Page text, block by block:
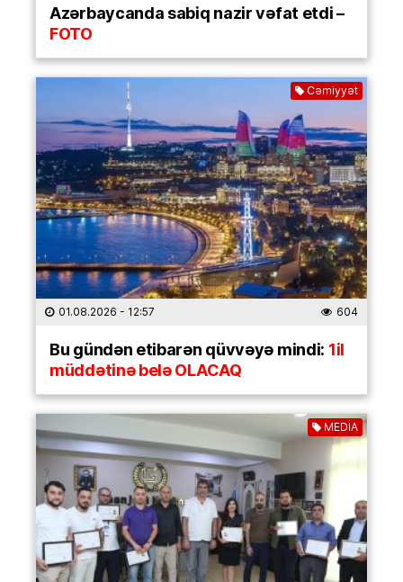
Azərbaycanda sabiq nazir vəfat etdi –
FOTO
Cəmiyyət
01.08.2026 - 12:57 604
Bu gündən etibarən qüvvəyə mindi: 1il
müddətinə belə OLACAQ
MEDİA